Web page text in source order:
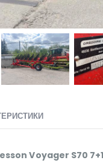
Voyager S70